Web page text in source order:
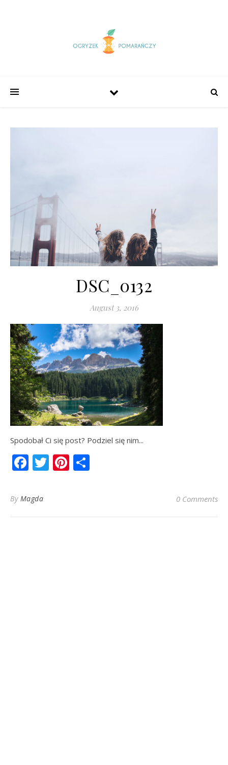
DSC_0132
August 3, 2016
Spodobał Ci się post? Podziel się nim...
Facebook
TwitterPinterest
By Magda 0 Comments